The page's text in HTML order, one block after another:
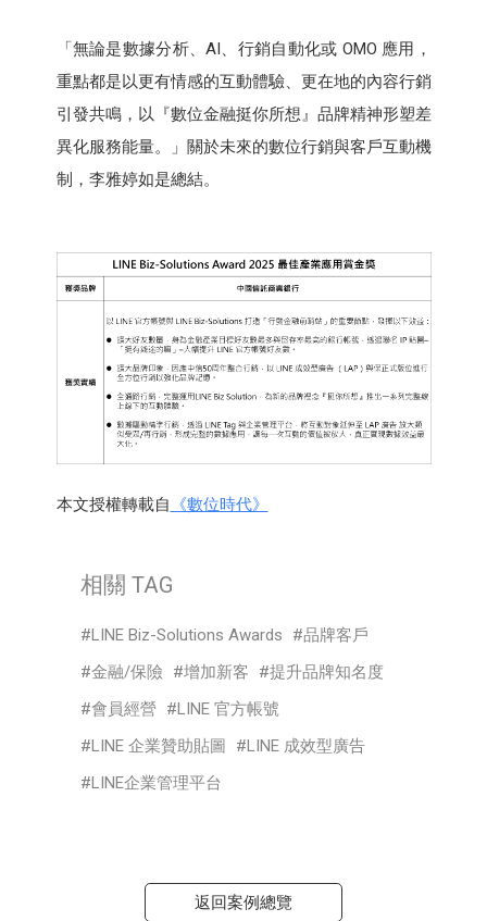
「無論是數據分析、AI、行銷自動化或 OMO 應用，
重點都是以更有情感的互動體驗、更在地的內容行銷
引發共鳴，以『數位金融挺你所想』品牌精神形塑差
異化服務能量。」關於未來的數位行銷與客戶互動機
制，李雅婷如是總結。
本文授權轉載自 《數位時代》
相關 TAG
LINE Biz-Solutions Awards
品牌客戶
金融/保險
增加新客
提升品牌知名度
會員經營
LINE 官方帳號
LINE 企業贊助貼圖
LINE 成效型廣告
LINE企業管理平台
返回案例總覽